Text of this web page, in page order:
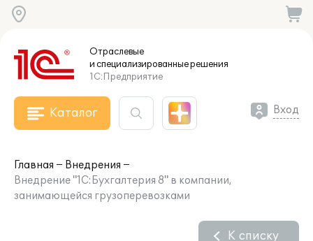
Отраслевые
и специализированныерешения
1С:Предприятие
Каталог Вход
Главная
Внедрения
Внедрение "1С:Бухгалтерия 8" в компании,
занимающейся грузоперевозками
К списку